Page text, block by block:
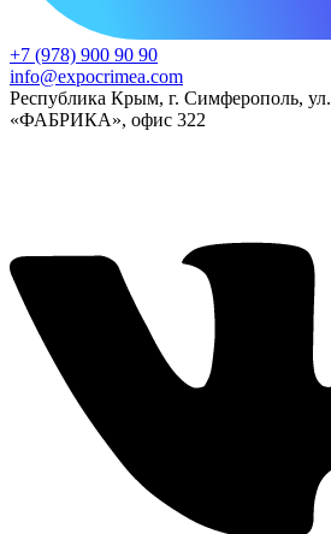
+7 (978) 900 90 90
info@expocrimea.com
Республика Крым, г. Симферополь,
«ФАБРИКА», офис 322